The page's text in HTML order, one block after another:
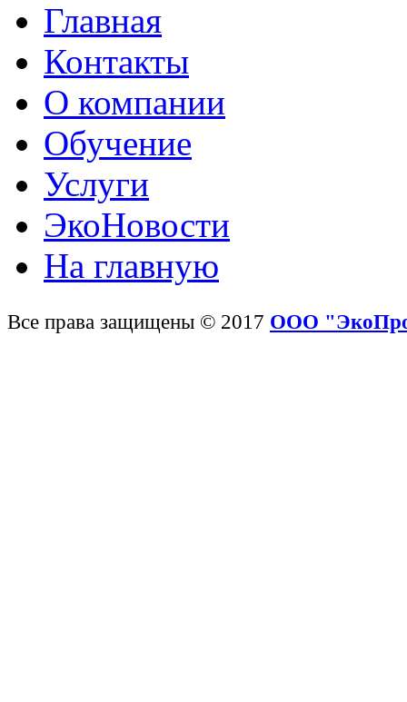
Главная
Контакты
О компании
Обучение
Услуги
ЭкоНовости
На главную
Все права защищены © 2017 ООО